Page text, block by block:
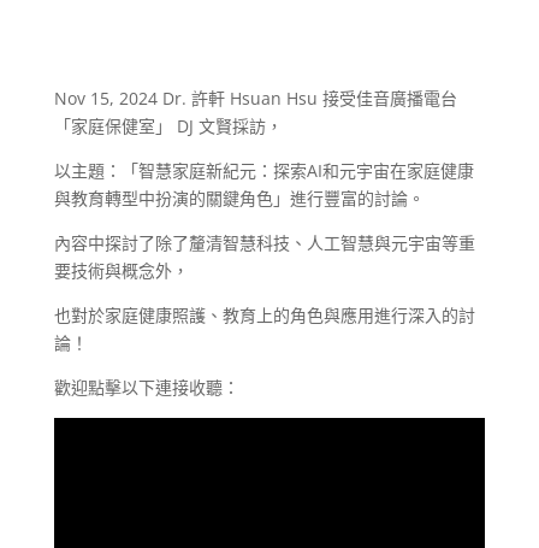
Nov 15, 2024 Dr. 許軒 Hsuan Hsu 接受佳音廣播電台
「家庭保健室」 DJ 文賢採訪，
以主題：「智慧家庭新紀元：探索AI和元宇宙在家庭健康
與教育轉型中扮演的關鍵角色」進行豐富的討論。
內容中探討了除了釐清智慧科技、人工智慧與元宇宙等重
要技術與概念外，
也對於家庭健康照護、教育上的角色與應用進行深入的討
論！
歡迎點擊以下連接收聽：